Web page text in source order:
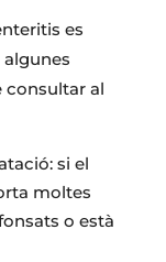
es
consultar al
si el
moltes
o està